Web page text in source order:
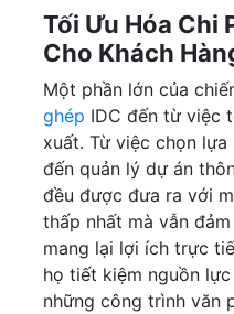
Tối Ưu Hóa Chi
Cho Khách
Một phần lớn của
ghép IDC đến từ việc
xuất. Từ việc chọn
đến quản lý dự án
đều được đưa ra với
thấp nhất mà vẫn
mang lại lợi ích trực
họ tiết kiệm nguồn
những công trình văn